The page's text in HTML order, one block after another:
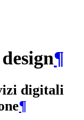
¶
digitali
¶